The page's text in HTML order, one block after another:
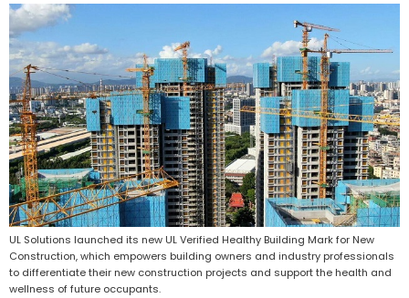
UL Solutions launched its new UL Verified Healthy Building Mark for New
Construction, which empowers building owners and industry professionals
to differentiate their new construction projects and support the health and
wellness of future occupants.